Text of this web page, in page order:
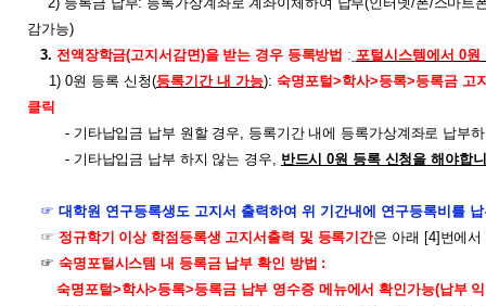
감가능)
3. 전액장학금(고지서감면)을 받는 경우 등록방법 : 포털시스템에서 0원
1) 0원 등록 신청(등록기간 내 가능): 숙명포털>학사>등록>등록금 고
클릭
- 기타납입금 납부 원할 경우, 등록기간 내에 등록가상계좌로 납부
- 기타납입금 납부 하지 않는 경우, 반드시 0원 등록 신청을 해야합
☞ 대학원 연구등록생도 고지서 출력하여 위 기간내에 연구등록비를
☞ 정규학기 이상 학점등록생 고지서출력 및 등록기간은 아래 [4] 번에
☞ 숙명포털시스템 내 등록금 납부 확인 방법 :
숙명포털>학사>등록>등록금 납부 영수증 메뉴에서 확인가능(납부 익